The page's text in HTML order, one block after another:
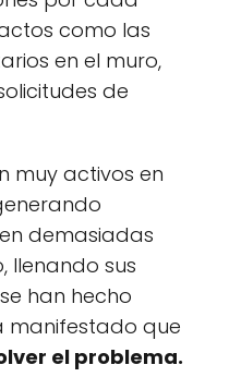
como las
en el muro,
de
muy activos en
demasiadas
llenando sus
han hecho
manifestado que
el problema.